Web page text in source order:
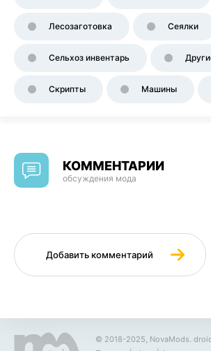
Лесозаготовка Сеялки
Сельхоз инвентарь
Скрипты Машины
КОММЕНТАРИИ
обсуждения мода
Добавить комментарий
© 2018-2025, NovaMods.